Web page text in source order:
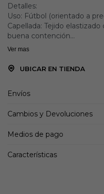
Detalles:
Uso: Fútbol (orientado a
Capellada: Tejido
buena contención
Ajuste: Cuello y lengüeta
Sensación de uso: Ajuste
Enfoque: Precisión en el
Ver mas
UBICAR EN TIENDA
Envíos
Cambios y Devoluciones
Medios de pago
Características